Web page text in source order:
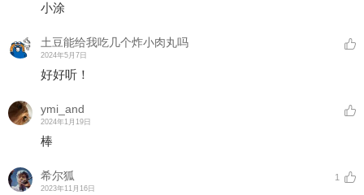
小涂
土豆能给我吃几个炸小肉丸吗
2024年5月7日
好好听！
ymi_and
2024年1月19日
棒
希尔狐
2023年11月16日
1